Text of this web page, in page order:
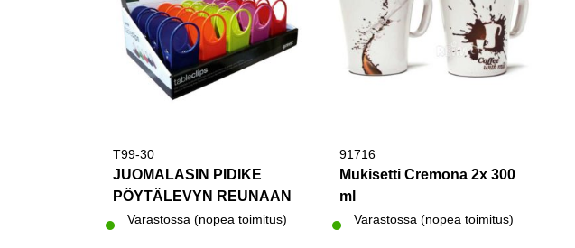
T99-30
JUOMALASIN PIDIKE
PÖYTÄLEVYN REUNAAN
Varastossa (nopea toimitus)
91716
Mukisetti Cremona 2x 300
ml
Varastossa (nopea toimitus)